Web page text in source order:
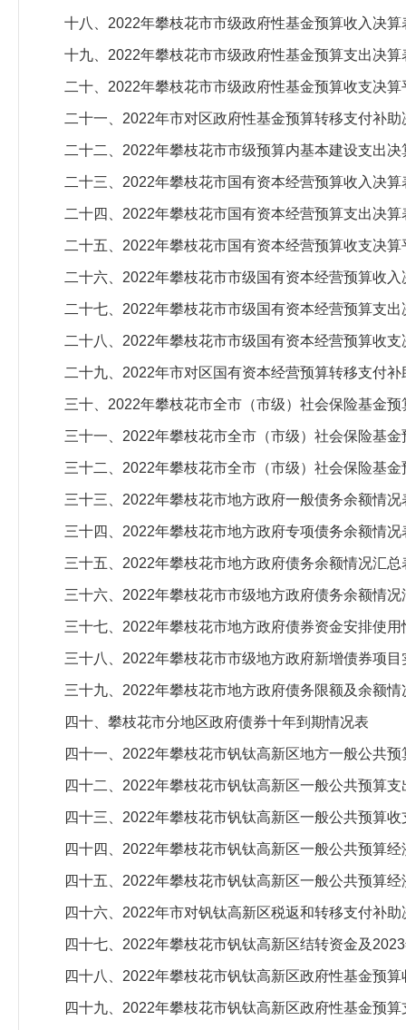
十八、2022年攀枝花市市级政府性基金预算收入决算
十九、2022年攀枝花市市级政府性基金预算支出决算
二十、2022年攀枝花市市级政府性基金预算收支决算
二十一、2022年市对区政府性基金预算转移支付补助
二十二、2022年攀枝花市市级预算内基本建设支出决
二十三、2022年攀枝花市国有资本经营预算收入决算
二十四、2022年攀枝花市国有资本经营预算支出决算
二十五、2022年攀枝花市国有资本经营预算收支决算
二十六、2022年攀枝花市市级国有资本经营预算收入
二十七、2022年攀枝花市市级国有资本经营预算支出
二十八、2022年攀枝花市市级国有资本经营预算收支
二十九、2022年市对区国有资本经营预算转移支付补
三十、2022年攀枝花市全市（市级）社会保险基金预
三十一、2022年攀枝花市全市（市级）社会保险基
三十二、2022年攀枝花市全市（市级）社会保险基
三十三、2022年攀枝花市地方政府一般债务余额情况
三十四、2022年攀枝花市地方政府专项债务余额情况
三十五、2022年攀枝花市地方政府债务余额情况汇总
三十六、2022年攀枝花市市级地方政府债务余额情况
三十七、2022年攀枝花市地方政府债券资金安排使用
三十八、2022年攀枝花市市级地方政府新增债券项目
三十九、2022年攀枝花市地方政府债务限额及余额情
四十、攀枝花市分地区政府债券十年到期情况表
四十一、2022年攀枝花市钒钛高新区地方一般公共
四十二、2022年攀枝花市钒钛高新区一般公共预算支
四十三、2022年攀枝花市钒钛高新区一般公共预算
四十四、2022年攀枝花市钒钛高新区一般公共预算
四十五、2022年攀枝花市钒钛高新区一般公共预算
四十六、2022年市对钒钛高新区税返和转移支付补助
四十七、2022年攀枝花市钒钛高新区结转资金及
四十八、2022年攀枝花市钒钛高新区政府性基金预算
四十九、2022年攀枝花市钒钛高新区政府性基金预算